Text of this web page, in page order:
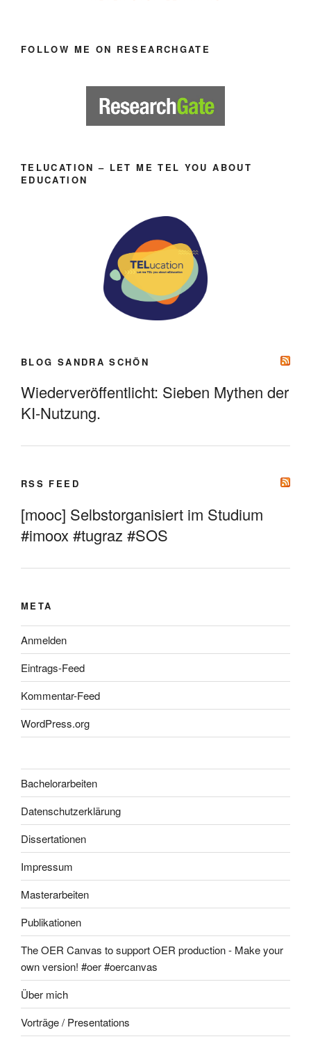
FOLLOW ME ON RESEARCHGATE
TELUCATION – LET ME TEL YOU ABOUT
EDUCATION
BLOG SANDRA SCHÖN
Wiederveröffentlicht: Sieben Mythen der
KI-Nutzung.
RSS FEED
[mooc] Selbstorganisiert im Studium
#imoox #tugraz #SOS
META
Anmelden
Eintrags-Feed
Kommentar-Feed
WordPress.org
Bachelorarbeiten
Datenschutzerklärung
Dissertationen
Impressum
Masterarbeiten
Publikationen
The OER Canvas to support OER production - Make your
own version! #oer #oercanvas
Über mich
Vorträge / Presentations